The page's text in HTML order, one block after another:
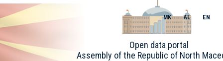
Open data portal
Assembly of the Republic of North
MK AL EN